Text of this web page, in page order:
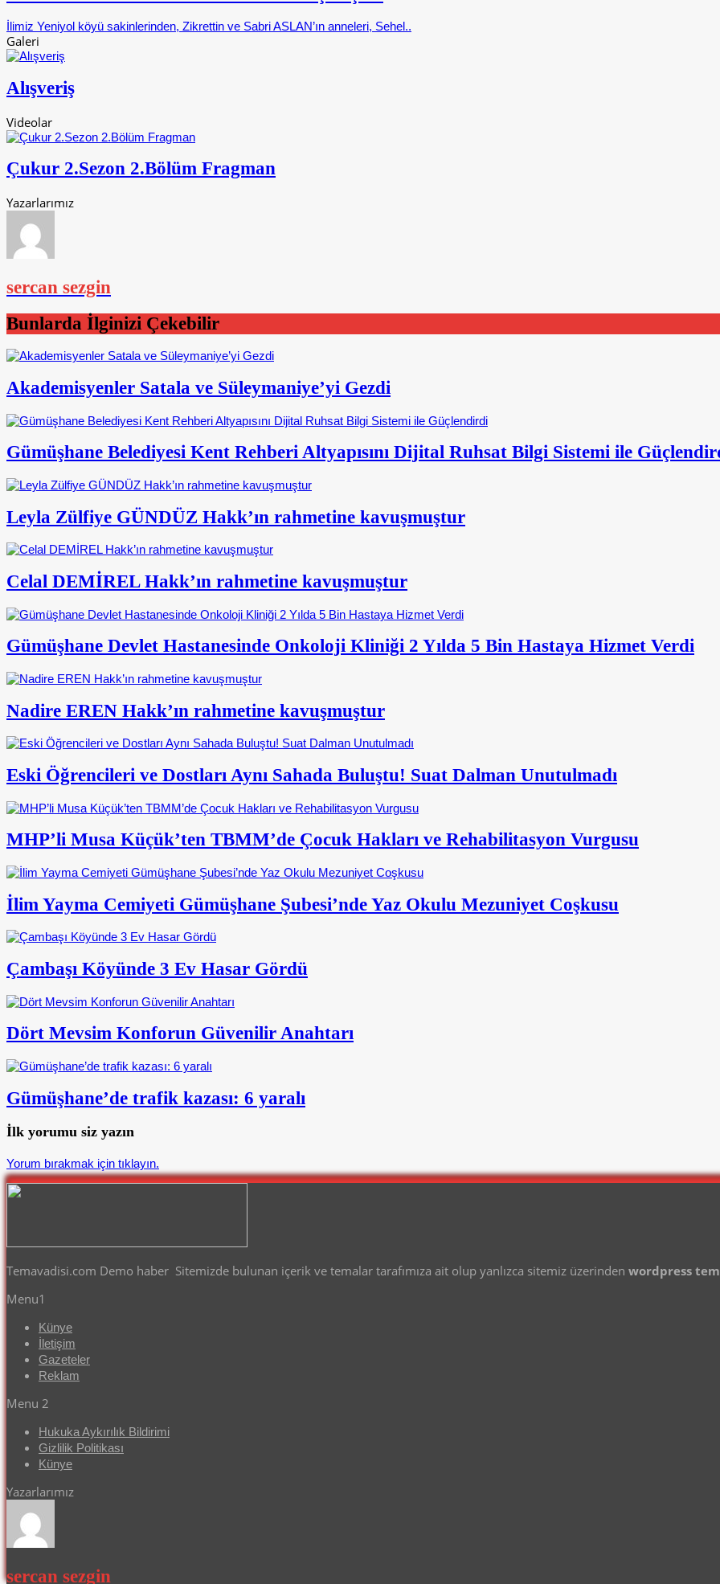
İlimiz Yeniyol köyü sakinlerinden, Zikrettin ve Sabri ASLAN’ın anneleri, Sehel..
Galeri
Alışveriş
Videolar
Çukur 2.Sezon 2.Bölüm Fragman
Yazarlarımız
sercan sezgin
Bunlarda İlginizi Çekebilir
Akademisyenler Satala ve Süleymaniye’yi Gezdi
Gümüşhane Belediyesi Kent Rehberi Altyapısını Dijital Ruhsat Bilgi Sistemi ile
Leyla Zülfiye GÜNDÜZ Hakk’ın rahmetine kavuşmuştur
Celal DEMİREL Hakk’ın rahmetine kavuşmuştur
Gümüşhane Devlet Hastanesinde Onkoloji Kliniği 2 Yılda 5 Bin Hastaya Hizmet Verdi
Nadire EREN Hakk’ın rahmetine kavuşmuştur
Eski Öğrencileri ve Dostları Aynı Sahada Buluştu! Suat Dalman Unutulmadı
MHP’li Musa Küçük’ten TBMM’de Çocuk Hakları ve Rehabilitasyon Vurgusu
İlim Yayma Cemiyeti Gümüşhane Şubesi’nde Yaz Okulu Mezuniyet Coşkusu
Çambaşı Köyünde 3 Ev Hasar Gördü
Dört Mevsim Konforun Güvenilir Anahtarı
Gümüşhane’de trafik kazası: 6 yaralı
İlk yorumu siz yazın
Yorum bırakmak için tıklayın.
Temavadisi.com Demo haber Sitemizde bulunan içerik ve temalar tarafımıza ait olup yanlızca sitemiz üzerinden wordpress
Menu1
Künye
İletişim
Gazeteler
Reklam
Menu 2
Hukuka Aykırılık Bildirimi
Gizlilik Politikası
Künye
Yazarlarımız
sercan sezgin